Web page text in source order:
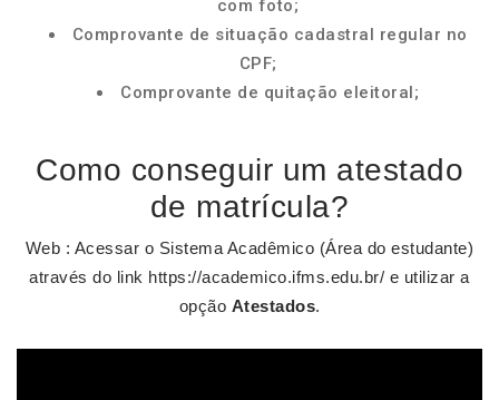
com foto;
Comprovante de situação cadastral regular no
CPF;
Comprovante de quitação eleitoral;
Como conseguir um atestado
de matrícula?
Web : Acessar o Sistema Acadêmico (Área do estudante)
através do link https://academico.ifms.edu.br/ e utilizar a
opção Atestados.